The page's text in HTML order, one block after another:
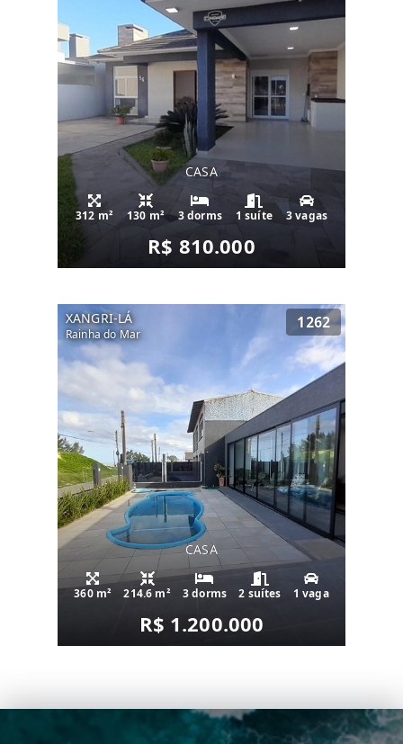
CASA
312 m² 130 m² 3 dorms 1 suíte 3 vagas
R$ 810.000
XANGRI-LÁ
Rainha do Mar
1262
CASA
360 m² 214.6 m² 3 dorms 2 suítes 1 vaga
R$ 1.200.000